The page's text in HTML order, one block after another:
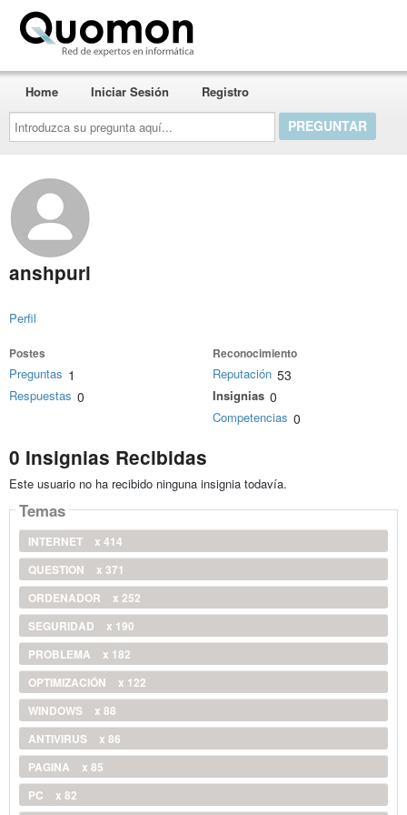
Introduzca
su
pregunta
aquí...
Home Iniciar Sesión Registro
anshpuri
Perfil
Postes
Preguntas 1
Respuestas 0
Reconocimiento
Reputación 53
Insignias 0
Competencias 0
0 Insignias Recibidas
Este usuario no ha recibido ninguna insignia todavía.
Temas
INTERNET
x 414
QUESTION
x 371
ORDENADOR
x 252
SEGURIDAD
x 190
PROBLEMA
x 182
OPTIMIZACIÓN
x 122
WINDOWS
x 88
ANTIVIRUS
x 86
PAGINA
x 85
PC
x 82